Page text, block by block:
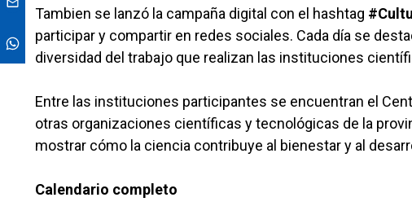
Tambien se lanzó la campaña digital con el hashtag
participar y compartir en redes sociales. Cada día se
diversidad del trabajo que realizan las instituciones
Entre las instituciones participantes se encuentran el
otras organizaciones científicas y tecnológicas de la
mostrar cómo la ciencia contribuye al bienestar y al
Calendario completo